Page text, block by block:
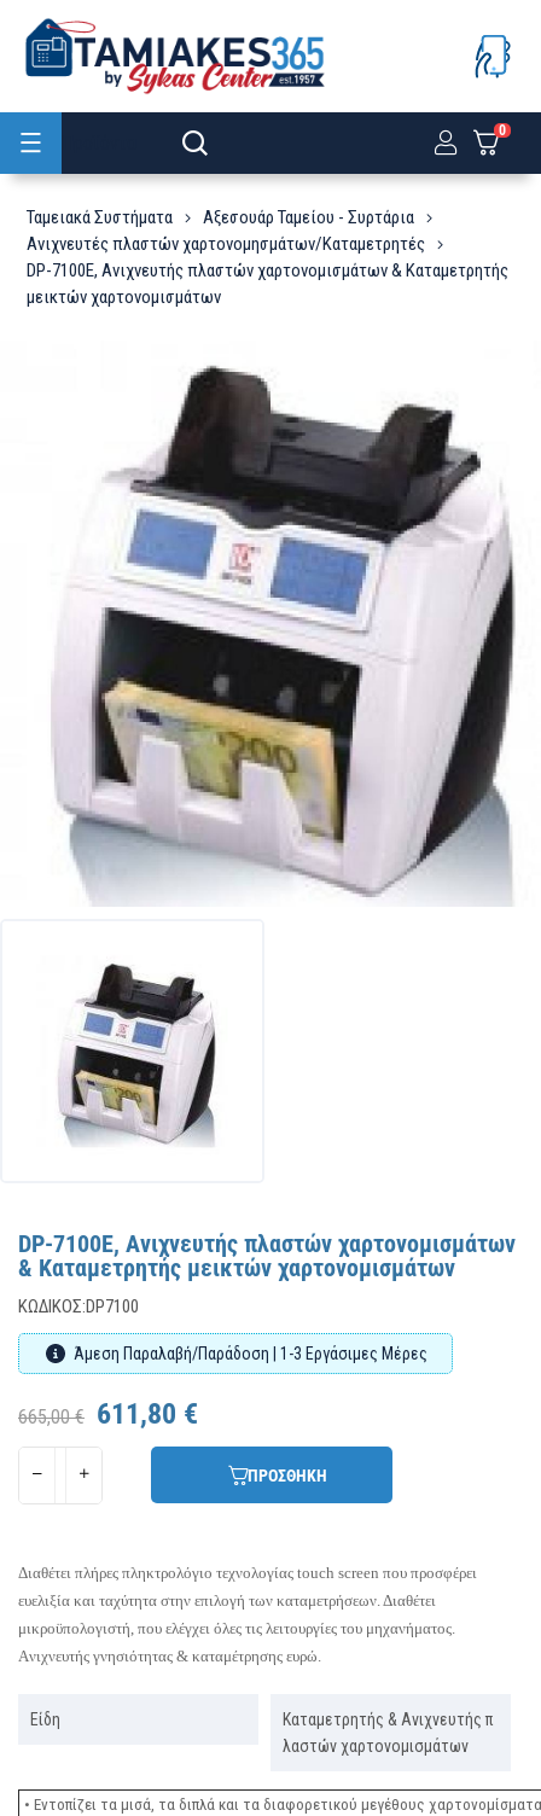
0
Ταμειακά Συστήματα
Αξεσουάρ Ταμείου - Συρτάρια
Ανιχνευτές πλαστών χαρτονομησμάτων/Καταμετρητές
DP-7100E, Ανιχνευτής πλαστών χαρτονομισμάτων & Καταμετρητής
μεικτών χαρτονομισμάτων
DP-7100E, Ανιχνευτής πλαστών χαρτονομισμάτων
& Καταμετρητής μεικτών χαρτονομισμάτων
ΚΩΔΙΚΌΣ:DP7100
Άμεση Παραλαβή/Παράδοση | 1-3 Εργάσιμες Μέρες
665,00 € 611,80 €
ΠΡΟΣΘΗΚΗ
Διαθέτει πλήρες πληκτρολόγιο τεχνολογίας touch screen που προσφέρει
ευελιξία και ταχύτητα στην επιλογή των καταμετρήσεων. Διαθέτει
μικροϋπολογιστή, που ελέγχει όλες τις λειτουργίες του μηχανήματος.
Aνιχνευτής γνησιότητας & καταμέτρησης ευρώ.
Είδη
Καταμετρητής & Ανιχνευτής π
λαστών χαρτονομισμάτων
• Εντοπίζει τα μισά, τα διπλά και τα διαφορετικού μεγέθους